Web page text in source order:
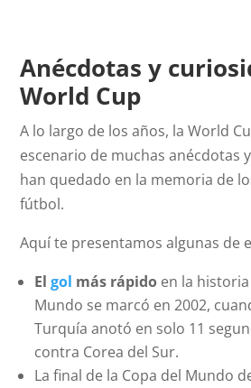
Anécdotas y
World Cup
A lo largo de los años, la World
escenario de muchas anécdotas
han quedado en la memoria de
fútbol.
Aquí te presentamos algunas de
Elgol más rápido en la
Mundo se marcó en 2002,
Turquía anotó en solo 11
contra Corea del Sur.
La final de la Copa del Mundo